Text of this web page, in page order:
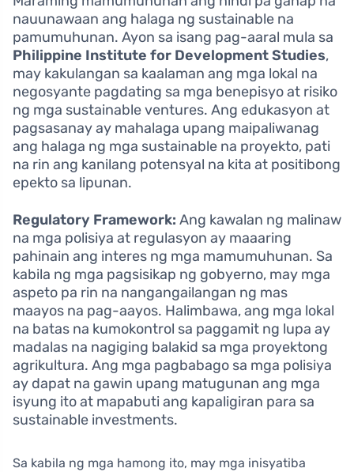
nauunawaan ang halaga ng sustainable na
pamumuhunan. Ayon sa isang pag-aaral mula sa
Philippine Institute for Development Studies,
may kakulangan sa kaalaman ang mga lokal na
negosyante pagdating sa mga benepisyo at risiko
ng mga sustainable ventures. Ang edukasyon at
pagsasanay ay mahalaga upang maipaliwanag
ang halaga ng mga sustainable na proyekto, pati
na rin ang kanilang potensyal na kita at positibong
epekto sa lipunan.
Regulatory Framework: Ang kawalan ng malinaw
na mga polisiya at regulasyon ay maaaring
pahinain ang interes ng mga mamumuhunan. Sa
kabila ng mga pagsisikap ng gobyerno, may mga
aspeto pa rin na nangangailangan ng mas
maayos na pag-aayos. Halimbawa, ang mga lokal
na batas na kumokontrol sa paggamit ng lupa ay
madalas na nagiging balakid sa mga proyektong
agrikultura. Ang mga pagbabago sa mga polisiya
ay dapat na gawin upang matugunan ang mga
isyung ito at mapabuti ang kapaligiran para sa
sustainable investments.
Sa kabila ng mga hamong ito, may mga inisyatiba